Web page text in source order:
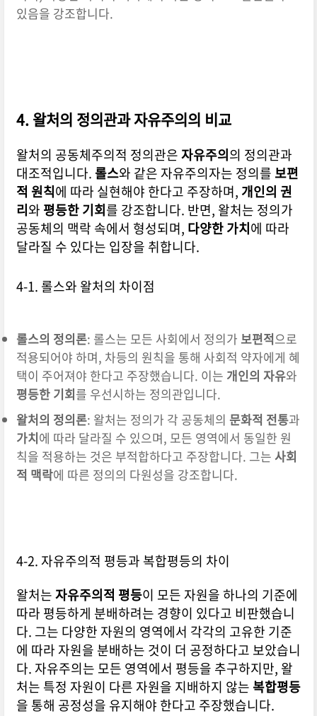
있음을 강조합니다.
4. 왈처의 정의관과 자유주의의 비교
왈처의 공동체주의적 정의관은자유주의의 정의관과
대조적입니다. 롤스와 같은 자유주의자는 정의를 보편
적 원칙에 따라 실현해야 한다고 주장하며, 개인의 권
리와 평등한 기회를 강조합니다. 반면, 왈처는 정의가
공동체의 맥락 속에서 형성되며, 다양한 가치에 따라
달라질 수 있다는 입장을 취합니다.
4-1. 롤스와 왈처의 차이점
롤스의 정의론: 롤스는 모든 사회에서 정의가 보편적으로
적용되어야 하며, 차등의 원칙을 통해 사회적 약자에게 혜
택이 주어져야 한다고 주장했습니다. 이는 개인의 자유와
평등한 기회를 우선시하는 정의관입니다.
왈처의 정의론: 왈처는 정의가 각 공동체의 문화적 전통과
가치에 따라 달라질 수 있으며, 모든 영역에서 동일한 원
칙을 적용하는 것은 부적합하다고 주장합니다. 그는 사회
적 맥락에 따른 정의의 다원성을 강조합니다.
4-2. 자유주의적 평등과 복합평등의 차이
왈처는자유주의적 평등이 모든 자원을 하나의 기준에
따라 평등하게 분배하려는 경향이 있다고 비판했습니
다. 그는 다양한 자원의 영역에서 각각의 고유한 기준
에 따라 자원을 분배하는 것이 더 공정하다고 보았습니
다. 자유주의는 모든 영역에서 평등을 추구하지만, 왈
처는 특정 자원이 다른 자원을 지배하지 않는 복합평등
을 통해 공정성을 유지해야 한다고 주장했습니다.